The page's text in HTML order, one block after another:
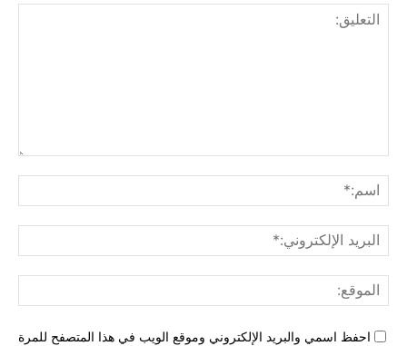
احفظ اسمي والبريد الإلكتروني وموقع الويب في هذا المتصفح للمرة